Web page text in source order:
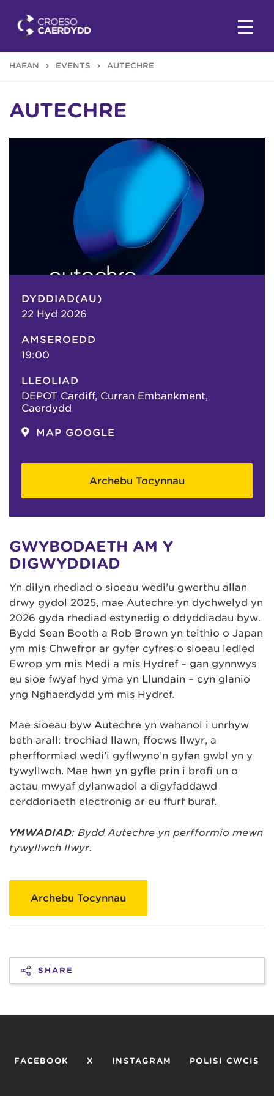
HAFAN EVENTS AUTECHRE
AUTECHRE
DYDDIAD(AU)
22 Hyd 2026
AMSEROEDD
19:00
LLEOLIAD
DEPOT Cardiff, Curran Embankment,
Caerdydd
MAP GOOGLE
Archebu Tocynnau
GWYBODAETH AM Y
DIGWYDDIAD
Yn dilyn rhediad o sioeau wedi’u gwerthu allan
drwy gydol 2025, mae Autechre yn dychwelyd yn
2026 gyda rhediad estynedig o ddyddiadau byw.
Bydd Sean Booth a Rob Brown yn teithio o Japan
ym mis Chwefror ar gyfer cyfres o sioeau ledled
Ewrop ym mis Medi a mis Hydref – gan gynnwys
eu sioe fwyaf hyd yma yn Llundain – cyn glanio
yng Nghaerdydd ym mis Hydref.
Mae sioeau byw Autechre yn wahanol i unrhyw
beth arall: trochiad llawn, ffocws llwyr, a
pherfformiad wedi’i gyflwyno’n gyfan gwbl yn y
tywyllwch. Mae hwn yn gyfle prin i brofi un o
actau mwyaf dylanwadol a digyfaddawd
cerddoriaeth electronig ar eu ffurf buraf.
YMWADIAD: Bydd Autechre yn perfformio mewn
tywyllwch llwyr.
Archebu Tocynnau
SHARE
FACEBOOK X INSTAGRAM POLISI CWCIS